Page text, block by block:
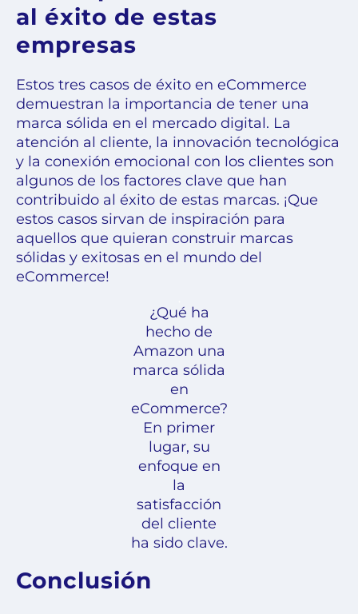
al éxito de estas
empresas
Estos tres casos de éxito en eCommerce
demuestran la importancia de tener una
marca sólida en el mercado digital. La
atención al cliente, la innovación tecnológica
y la conexión emocional con los clientes son
algunos de los factores clave que han
contribuido al éxito de estas marcas. ¡Que
estos casos sirvan de inspiración para
aquellos que quieran construir marcas
sólidas y exitosas en el mundo del
eCommerce!
¿Qué ha
hecho de
Amazon una
marca sólida
en
eCommerce?
En primer
lugar, su
enfoque en
la
satisfacción
del cliente
ha sido clave.
Conclusión